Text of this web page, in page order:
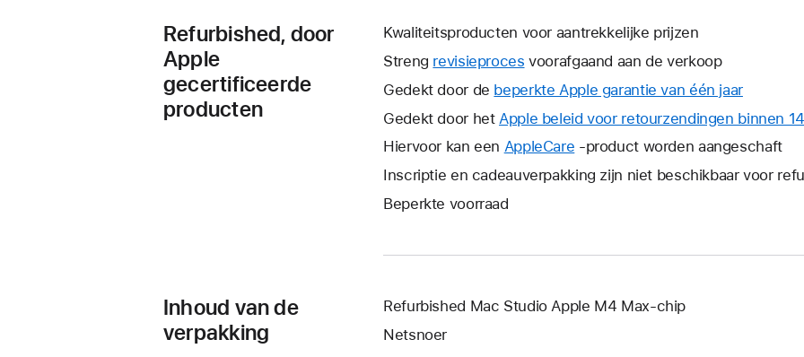
Refurbished, door
Apple
gecertificeerde
producten
Kwaliteitsproducten voor aantrekkelijke prijzen
Streng revisieproces voorafgaand aan de verkoop
Gedekt door de beperkte Apple garantie van één jaarHierdoor
wordt
een
nieuw
Gedekt door het Apple beleid voor retourzendingen binnen
Hiervoor kan een AppleCare Hierdoor
wordt
venster
-product worden aangeschaft
Inscriptie en cadeauverpakking zijn niet beschikbaar voor
Beperkte voorraad
Inhoud van de
verpakking
Refurbished Mac Studio Apple M4 Max-chip
Netsnoer